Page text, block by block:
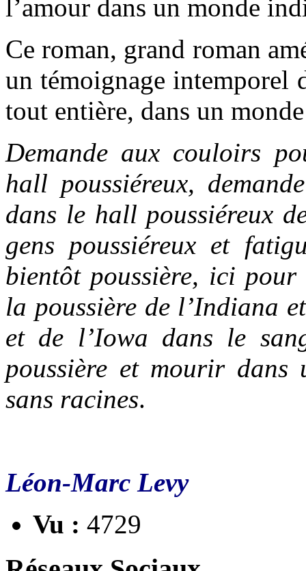
l’amour dans un monde
Ce roman, grand roman
un témoignage intemporel
tout entière, dans un
Demande aux couloirs
hall poussiéreux,
dans le hall poussiéreux
gens poussiéreux et
bientôt poussière, ici pour
la poussière de l’Indiana
et de l’Iowa dans le
poussière et mourir dans
sans racines.
Léon-Marc Levy
Vu : 4729